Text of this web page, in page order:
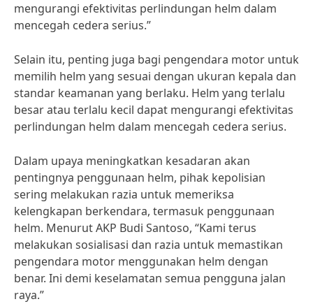
mengurangi efektivitas perlindungan helm dalam
mencegah cedera serius.”
Selain itu, penting juga bagi pengendara motor untuk
memilih helm yang sesuai dengan ukuran kepala dan
standar keamanan yang berlaku. Helm yang terlalu
besar atau terlalu kecil dapat mengurangi efektivitas
perlindungan helm dalam mencegah cedera serius.
Dalam upaya meningkatkan kesadaran akan
pentingnya penggunaan helm, pihak kepolisian
sering melakukan razia untuk memeriksa
kelengkapan berkendara, termasuk penggunaan
helm. Menurut AKP Budi Santoso, “Kami terus
melakukan sosialisasi dan razia untuk memastikan
pengendara motor menggunakan helm dengan
benar. Ini demi keselamatan semua pengguna jalan
raya.”